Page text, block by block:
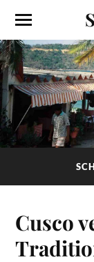
Cusco